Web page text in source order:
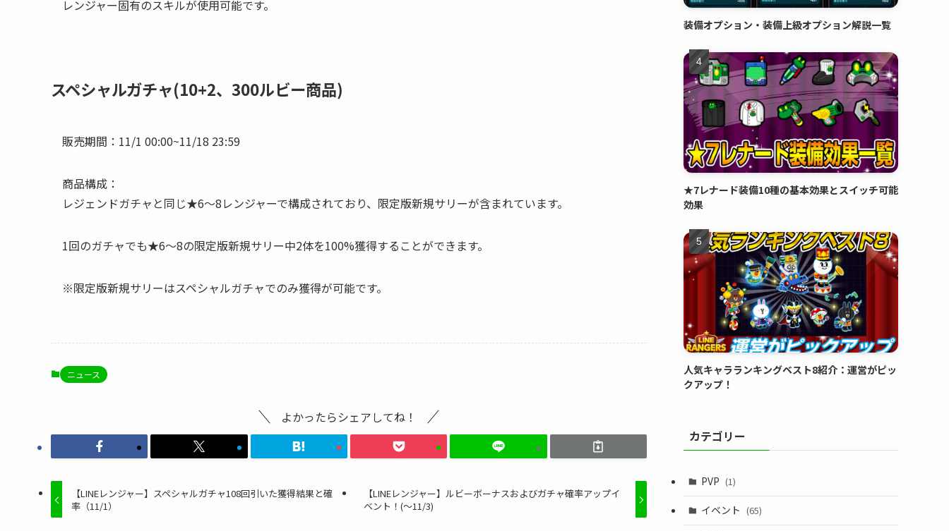
レンジャー固有のスキルが使用可能です。
スペシャルガチャ(10+2、300ルビー商品)
販売期間：11/1 00:00~11/18 23:59
商品構成：
レジェンドガチャと同じ★6～8レンジャーで構成されており、限定版新規サリーが含まれています。
1回のガチャでも★6～8の限定版新規サリー中2体を100%獲得することができます。
※限定版新規サリーはスペシャルガチャでのみ獲得が可能です。
ニュース
よかったらシェアしてね！
【LINEレンジャー】スペシャルガチャ108回引いた獲得結果と確
率（11/1）
【LINEレンジャー】ルビーボーナスおよびガチャ確率アップイ
ベント！(～11/3)
装備オプション・装備上級オプション解説一覧
★7レナード装備10種の基本効果とスイッチ可能
効果
人気キャラランキングベスト8紹介：運営がピッ
クアップ！
カテゴリー
PVP (1)
イベント (65)